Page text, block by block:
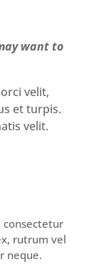
want to
velit,
et turpis.
velit.
consectetur
rutrum vel
neque.